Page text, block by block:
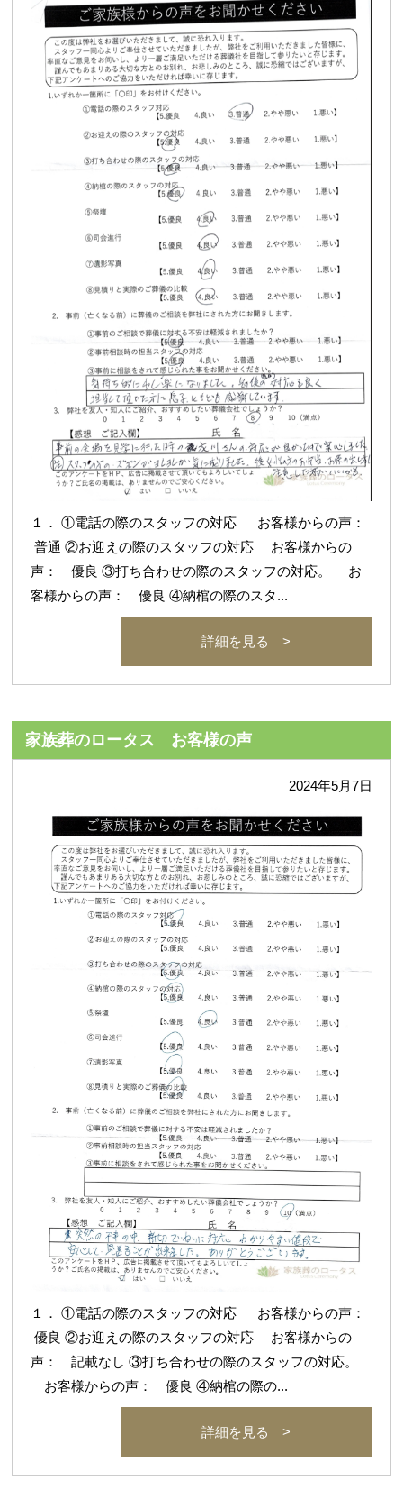
１． ①電話の際のスタッフの対応 お客様からの声：
普通 ②お迎えの際のスタッフの対応 お客様からの
声： 優良 ③打ち合わせの際のスタッフの対応。 お
客様からの声： 優良 ④納棺の際のスタ...
詳細を見る >
家族葬のロータス お客様の声
2024年5月7日
１． ①電話の際のスタッフの対応 お客様からの声：
優良 ②お迎えの際のスタッフの対応 お客様からの
声： 記載なし ③打ち合わせの際のスタッフの対応。
お客様からの声： 優良 ④納棺の際の...
詳細を見る >